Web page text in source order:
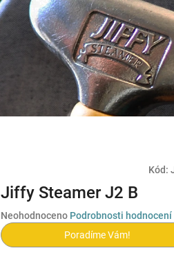
Kód:
Jiffy Steamer J2 B
Průměrné
hodnocení
produktu
Neohodnoceno Podrobnosti hodnocení
Poradíme Vám!